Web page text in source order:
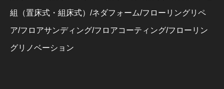
組（置床式・組床式）/ネダフォーム/フローリングリペ
ア/フロアサンディング/フロアコーティング/フローリン
グリノベーション